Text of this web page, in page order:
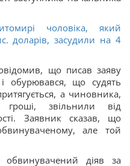
чоловіка, який
доларів, засудили на 4
що писав заяву
обурювався, що судять
а чиновника,
звільнили від
Заявник сказав, що
але той
діяв за